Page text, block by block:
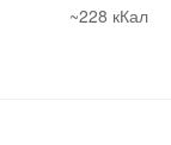
~228 кКал